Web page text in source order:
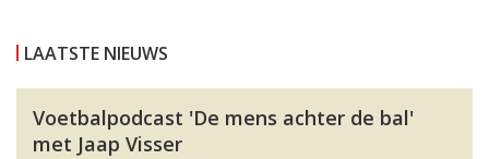
LAATSTE NIEUWS
Voetbalpodcast 'De mens achter de bal'
met Jaap Visser